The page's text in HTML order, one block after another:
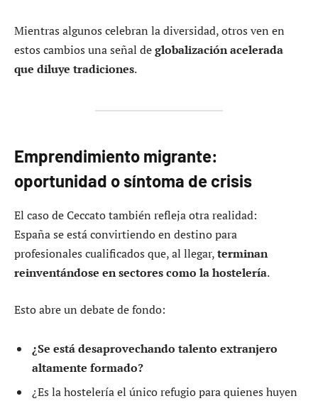
Mientras algunos celebran la diversidad, otros ven en
estos cambios una señal deglobalización acelerada
que diluye tradiciones.
Emprendimiento migrante:
oportunidad o síntoma de crisis
El caso de Ceccato también refleja otra realidad:
España se está convirtiendo en destino para
profesionales cualificados que, al llegar,terminan
reinventándose en sectores como la hostelería.
Esto abre un debate de fondo:
¿Se está desaprovechando talento extranjero
altamente formado?
¿Es la hostelería el único refugio para quienes huyen